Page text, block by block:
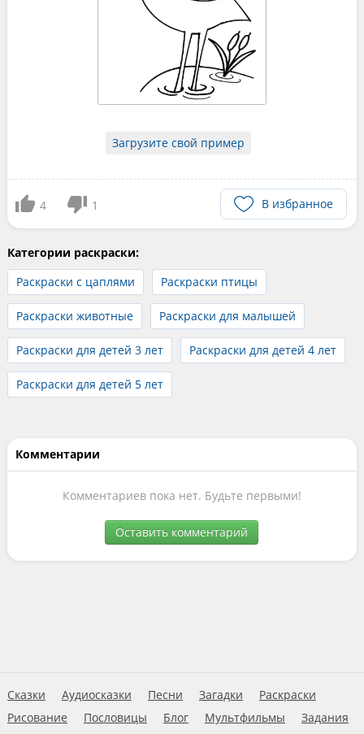
Загрузите свой пример
4 1 В избранное
Категории раскраски:
Раскраски с цаплями
Раскраски птицы
Раскраски животные Раскраски для малышей
Раскраски для детей 3 лет Раскраски для детей 4 лет
Раскраски для детей 5 лет
Комментарии
Комментариев пока нет. Будьте первыми!
Оставить комментарий
Сказки Аудиосказки Песни Загадки
Раскраски
Рисование
Пословицы Блог Мультфильмы
Задания